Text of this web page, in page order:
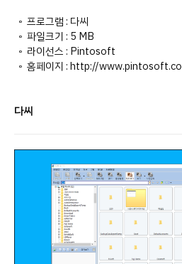
◦ 프로그램 : 다씨
◦ 파일크기 : 5 MB
◦ 라이선스 : Pintosoft
◦ 홈페이지 : http://
다씨